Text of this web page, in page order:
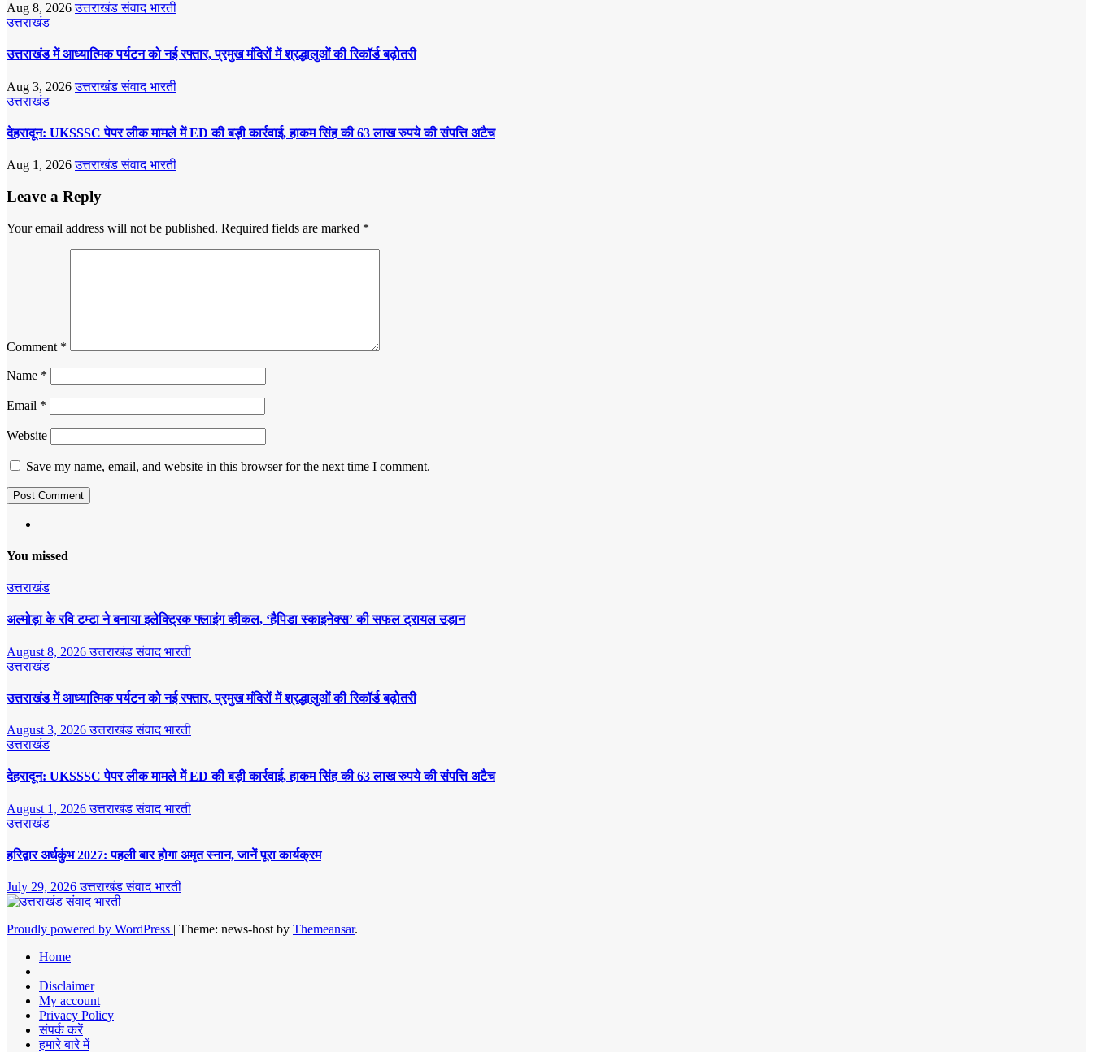
Aug 8, 2026उत्तराखंड संवाद भारती
उत्तराखंड
उत्तराखंड में आध्यात्मिक पर्यटन को नई रफ्तार, प्रमुख मंदिरों में श्रद्धालुओं की रिकॉर्ड बढ़ोतरी
Aug 3, 2026उत्तराखंड संवाद भारती
उत्तराखंड
देहरादून: UKSSSC पेपर लीक मामले में ED की बड़ी कार्रवाई, हाकम सिंह की 63 लाख रुपये की संपत्ति अटैच
Aug 1, 2026उत्तराखंड संवाद भारती
Leave a Reply
Your email address will not be published. Required fields are marked *
Comment *
Name *
Email *
Website
Save my name, email, and website in this browser for the next time I comment.
You missed
उत्तराखंड
अल्मोड़ा के रवि टम्टा ने बनाया इलेक्ट्रिक फ्लाइंग व्हीकल, ‘हैपिडा स्काइनेक्स’ की सफल ट्रायल उड़ान
August 8, 2026उत्तराखंड संवाद भारती
उत्तराखंड
उत्तराखंड में आध्यात्मिक पर्यटन को नई रफ्तार, प्रमुख मंदिरों में श्रद्धालुओं की रिकॉर्ड बढ़ोतरी
August 3, 2026उत्तराखंड संवाद भारती
उत्तराखंड
देहरादून: UKSSSC पेपर लीक मामले में ED की बड़ी कार्रवाई, हाकम सिंह की 63 लाख रुपये की संपत्ति अटैच
August 1, 2026उत्तराखंड संवाद भारती
उत्तराखंड
हरिद्वार अर्धकुंभ 2027: पहली बार होगा अमृत स्नान, जानें पूरा कार्यक्रम
July 29, 2026उत्तराखंड संवाद भारती
Proudly powered by WordPress | Theme: news-host by Themeansar.
Home
Disclaimer
My account
Privacy Policy
संपर्क करें
हमारे बारे में